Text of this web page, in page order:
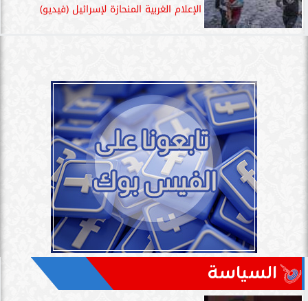
الإعلام الغربية المنحازة لإسرائيل (فيديو)
السياسة